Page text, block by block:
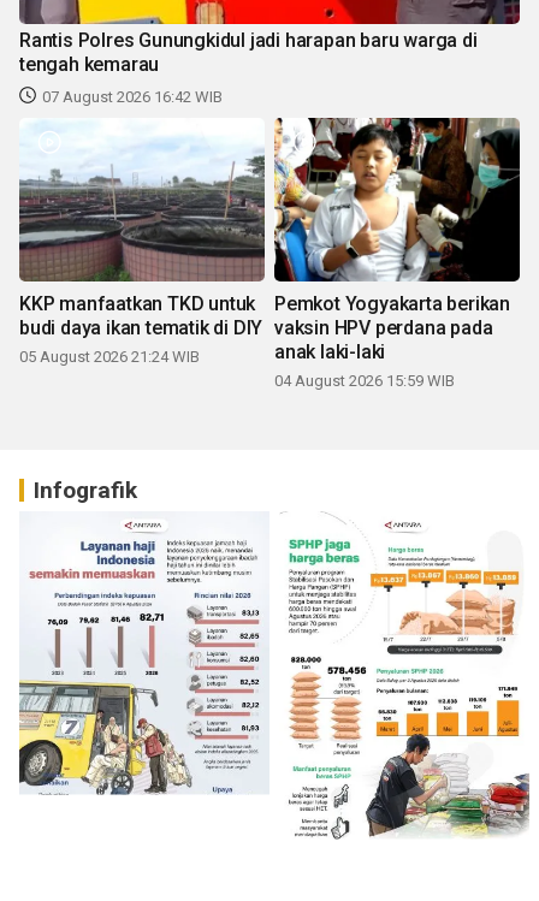
Rantis Polres Gunungkidul jadi harapan baru warga di
tengah kemarau
07 August 2026 16:42 WIB
KKP manfaatkan TKD untuk
budi daya ikan tematik di DIY
05 August 2026 21:24 WIB
Pemkot Yogyakarta berikan
vaksin HPV perdana pada
anak laki-laki
04 August 2026 15:59 WIB
Infografik